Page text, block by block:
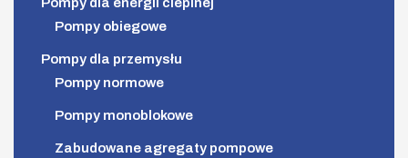
Pompy obiegowe
Pompy dla przemysłu
Pompy normowe
Pompy monoblokowe
Zabudowane agregaty pompowe